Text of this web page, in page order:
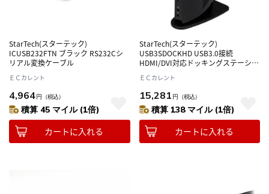
StarTech(スターテック)
ICUSB232FTN ブラック RS232Cシ
リアル変換ケーブル
ＥＣカレント
4,964円 （税込）
積算 45 マイル (1倍)
カートに入れる
StarTech(スターテック)
USB3SDOCKHD USB3.0接続
HDMI/DVI対応ドッキングステーショ
ＥＣカレント
15,281 円 （税込）
積算 138 マイル (1倍)
カートに入れる